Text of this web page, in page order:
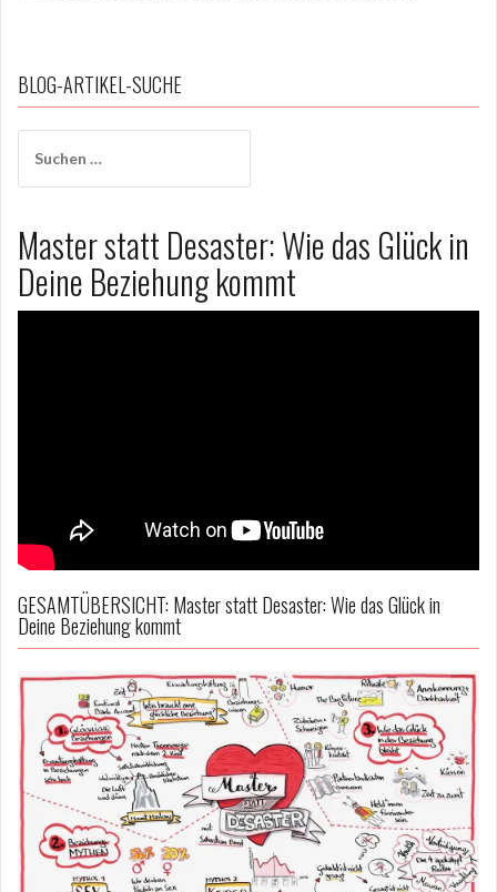
BLOG-ARTIKEL-SUCHE
nach:
Master statt Desaster: Wie das Glück in
Deine Beziehung kommt
GESAMTÜBERSICHT: Master statt Desaster: Wie das Glück in
Deine Beziehung kommt